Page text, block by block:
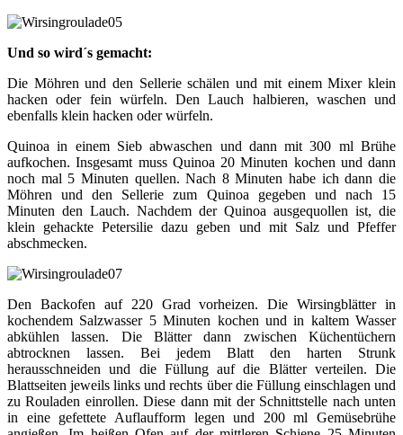
Und so wird´s gemacht:
Die Möhren und den Sellerie schälen und mit einem Mixer klein
hacken oder fein würfeln. Den Lauch halbieren, waschen und
ebenfalls klein hacken oder würfeln.
Quinoa in einem Sieb abwaschen und dann mit 300 ml Brühe
aufkochen. Insgesamt muss Quinoa 20 Minuten kochen und dann
noch mal 5 Minuten quellen. Nach 8 Minuten habe ich dann die
Möhren und den Sellerie zum Quinoa gegeben und nach 15
Minuten den Lauch. Nachdem der Quinoa ausgequollen ist, die
klein gehackte Petersilie dazu geben und mit Salz und Pfeffer
abschmecken.
Den Backofen auf 220 Grad vorheizen. Die Wirsingblätter in
kochendem Salzwasser 5 Minuten kochen und in kaltem Wasser
abkühlen lassen. Die Blätter dann zwischen Küchentüchern
abtrocknen lassen. Bei jedem Blatt den harten Strunk
herausschneiden und die Füllung auf die Blätter verteilen. Die
Blattseiten jeweils links und rechts über die Füllung einschlagen und
zu Rouladen einrollen. Diese dann mit der Schnittstelle nach unten
in eine gefettete Auflaufform legen und 200 ml Gemüsebrühe